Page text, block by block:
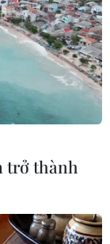
(Ảnh: Tường
trở thành